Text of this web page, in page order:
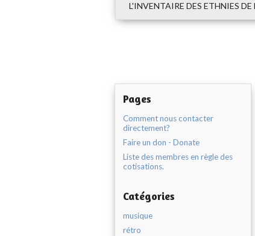
L'INVENTAIRE DES ETHNIES DE
Pages
Comment nous contacter
directement?
Faire un don - Donate
Liste des membres en règle des
cotisations.
Catégories
musique
rétro